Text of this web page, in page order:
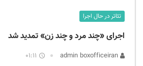
تئاتر در حال اجرا
اجرای «چند مرد و چند زن» تمدید شد
01:11